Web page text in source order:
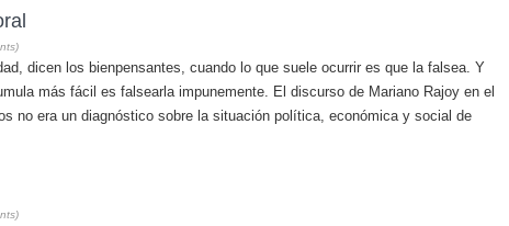
dicen los bienpensantes, cuando lo que suele ocurrir es que la falsea. Y
más fácil es falsearla impunemente. El discurso de Mariano Rajoy en el
no era un diagnóstico sobre la situación política, económica y social de